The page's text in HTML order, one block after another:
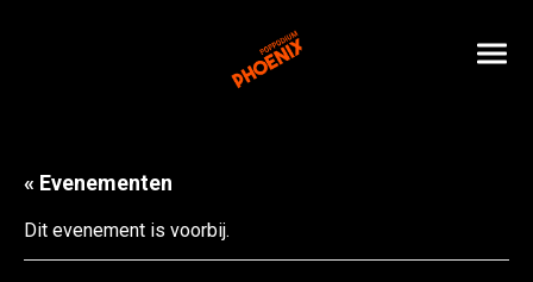
« Evenementen
Dit evenement is voorbij.